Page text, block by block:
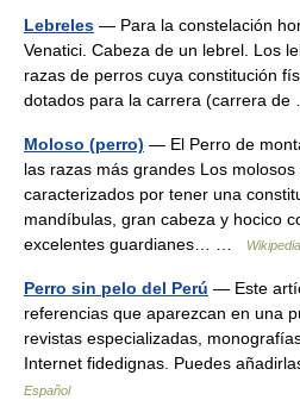
Lebreles — Para la constelación
Venatici. Cabeza de un lebrel. Los
razas de perros cuya constitución
dotados para la carrera (carrera
Moloso (perro) — El Perro de
las razas más grandes Los
caracterizados por tener una
mandíbulas, gran cabeza y hocico
excelentes guardianes… …
Perro sin pelo del Perú — Este
referencias que aparezcan en una
revistas especializadas,
Internet fidedignas. Puedes
Español